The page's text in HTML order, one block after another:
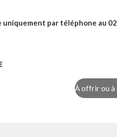
uniquement par téléphone au
À offrir ou à